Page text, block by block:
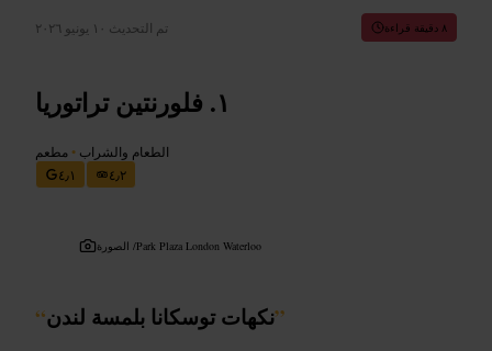
تم التحديث ١٠ يونيو ٢٠٢٦ ٨ دقيقة قراءة
فلورنتين تراتوريا
الطعام والشراب • مطعم
٤٫١
٤٫٢
الصورة /Park Plaza London Waterloo
“نكهات توسكانا بلمسة لندن”